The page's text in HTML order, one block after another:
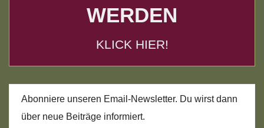
WERDEN
KLICK HIER!
Abonniere unseren Email-Newsletter. Du wirst dann
über neue Beiträge informiert.